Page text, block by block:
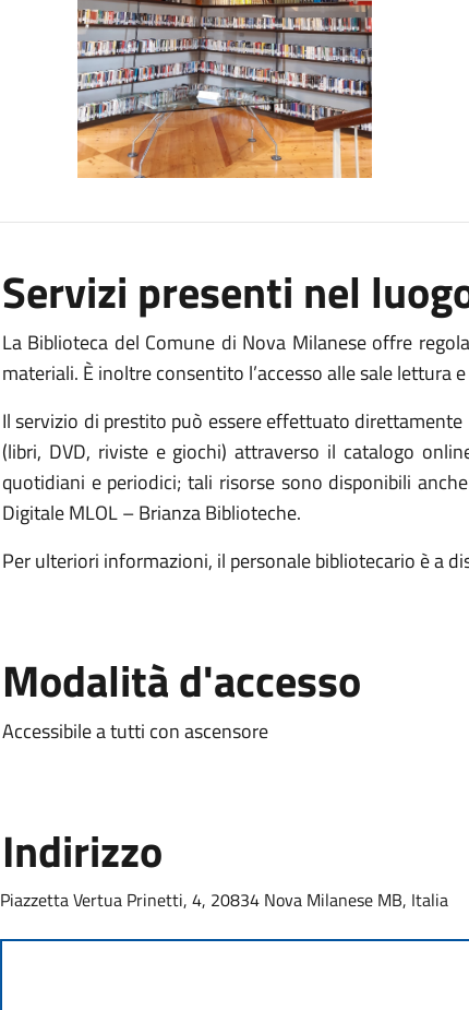
Servizi presenti nel
La Biblioteca del Comune di Nova Milanese offre
materiali. È inoltre consentito l’accesso alle sale lettura
Il servizio di prestito può essere effettuato
(libri, DVD, riviste e giochi) attraverso il catalogo
quotidiani e periodici; tali risorse sono disponibili
Digitale MLOL – Brianza Biblioteche.
Per ulteriori informazioni, il personale bibliotecario è a
Modalità d'accesso
Accessibile a tutti con ascensore
Indirizzo
Piazzetta Vertua Prinetti, 4, 20834 Nova Milanese MB, Italia